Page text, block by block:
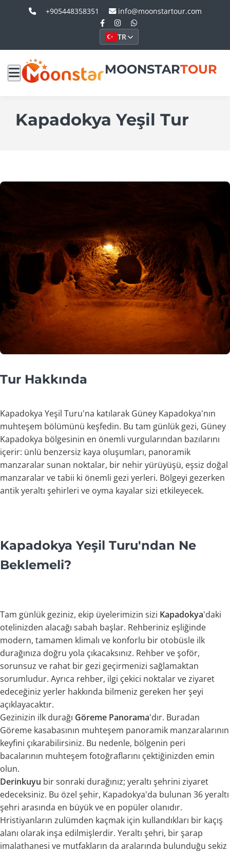
+905448358351 info@moonstartour.com
TR
MOONSTARTOUR
Kapadokya Yeşil Tur
Tur Hakkında
Kapadokya Yeşil Turu'na katılarak Güney Kapadokya'nın
muhteşem bölümünü keşfedin. Bu tam günlük gezi, Güney
Kapadokya bölgesinin en önemli vurgularından bazılarını
içerir: ünlü benzersiz kaya oluşumları, panoramik
manzaralar sunan noktalar, bir nehir yürüyüşü, eşsiz doğal
manzaralar ve tabii ki önemli gezi yerleri. Bölgeyi gezerken
antik yeraltı şehirleri ve oyma kayalar sizi etkileyecek.
Kapadokya Yeşil Turu'ndan Ne
Beklemeli?
Tam günlük geziniz, ekip üyelerimizin sizi Kapadokya'daki
otelinizden alacağı sabah başlar. Rehberiniz eşliğinde
modern, tamamen klimalı ve konforlu bir otobüsle ilk
durağınıza doğru yola çıkacaksınız. Rehber ve şoför,
sorunsuz ve rahat bir gezi geçirmenizi sağlamaktan
sorumludur. Ayrıca rehber, ilgi çekici noktalar ve ziyaret
edeceğiniz yerler hakkında bilmeniz gereken her şeyi
açıklayacaktır.
Gezinizin ilk durağı Göreme Panorama'dır. Buradan
Göreme kasabasının muhteşem panoramik manzaralarının
keyfini çıkarabilirsiniz. Bu nedenle, bölgenin peri
bacalarının muhteşem fotoğraflarını çektiğinizden emin
olun.
Derinkuyu bir sonraki durağınız; yeraltı şehrini ziyaret
edeceksiniz. Bu özel şehir, Kapadokya'da bulunan 36 yeraltı
şehri arasında en büyük ve en popüler olanıdır.
Hristiyanların zulümden kaçmak için kullandıkları bir kaçış
alanı olarak inşa edilmişlerdir. Yeraltı şehri, bir şarap
imalathanesi ve mutfakların da aralarında bulunduğu sekiz